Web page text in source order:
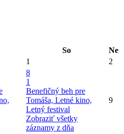
So
Ne
1 2
8
1
Benefičný beh pre
Tomáša, Letné kino,
Letný festival
Zobraziť všetky
záznamy z dňa
9